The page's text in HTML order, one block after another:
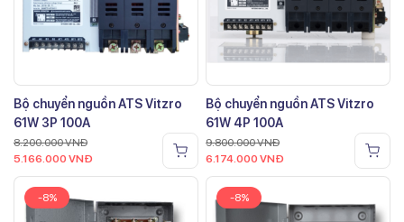
Bộ chuyển nguồn ATS Vitzro
61W 3P 100A
8.200.000VNĐ
5.166.000 VNĐ
Bộ chuyển nguồn ATS Vitzro
61W 4P 100A
9.800.000VNĐ
6.174.000 VNĐ
-8% -8%